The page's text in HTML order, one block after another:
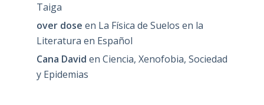
Taiga
over dose en La Física de Suelos en la
Literatura en Español
Cana David en Ciencia, Xenofobia, Sociedad
y Epidemias